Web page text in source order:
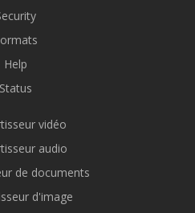
Help
Status
vidéo
audio
de documents
d'image